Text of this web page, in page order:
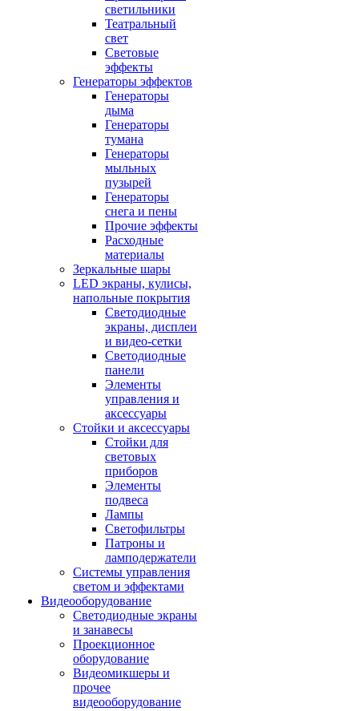
светильники
Театральный
свет
Световые
эффекты
Генераторы эффектов
Генераторы
дыма
Генераторы
тумана
Генераторы
мыльных
пузырей
Генераторы
снега и пены
Прочие эффекты
Расходные
материалы
Зеркальные шары
LED экраны, кулисы,
напольные покрытия
Светодиодные
экраны, дисплеи
и видео-сетки
Светодиодные
панели
Элементы
управления и
аксессуары
Стойки и аксессуары
Стойки для
световых
приборов
Элементы
подвеса
Лампы
Светофильтры
Патроны и
ламподержатели
Системы управления
светом и эффектами
Видеооборудование
Светодиодные экраны
и занавесы
Проекционное
оборудование
Видеомикшеры и
прочее
видеооборудование